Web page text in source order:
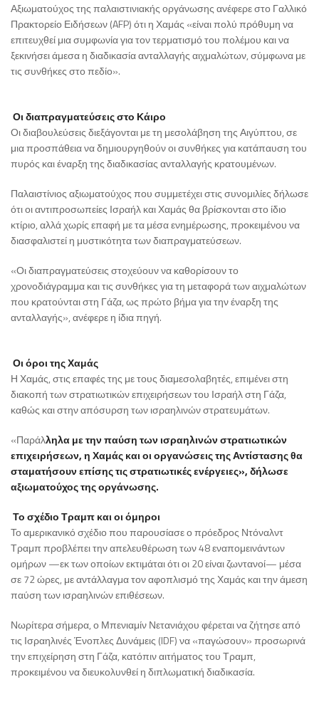
Αξιωματούχος της παλαιστινιακής οργάνωσης ανέφερε στο Γαλλικό
Πρακτορείο Ειδήσεων (AFP) ότι η Χαμάς «είναι πολύ πρόθυμη να
επιτευχθεί μια συμφωνία για τον τερματισμό του πολέμου και να
ξεκινήσει άμεσα η διαδικασία ανταλλαγής αιχμαλώτων, σύμφωνα με
τις συνθήκες στο πεδίο».
Οι διαπραγματεύσεις στο Κάιρο
Οι διαβουλεύσεις διεξάγονται με τη μεσολάβηση της Αιγύπτου, σε
μια προσπάθεια να δημιουργηθούν οι συνθήκες για κατάπαυση του
πυρός και έναρξη της διαδικασίας ανταλλαγής κρατουμένων.
Παλαιστίνιος αξιωματούχος που συμμετέχει στις συνομιλίες δήλωσε
ότι οι αντιπροσωπείες Ισραήλ και Χαμάς θα βρίσκονται στο ίδιο
κτίριο, αλλά χωρίς επαφή με τα μέσα ενημέρωσης, προκειμένου να
διασφαλιστεί η μυστικότητα των διαπραγματεύσεων.
«Οι διαπραγματεύσεις στοχεύουν να καθορίσουν το
χρονοδιάγραμμα και τις συνθήκες για τη μεταφορά των αιχμαλώτων
που κρατούνται στη Γάζα, ως πρώτο βήμα για την έναρξη της
ανταλλαγής», ανέφερε η ίδια πηγή.
Οι όροι της Χαμάς
Η Χαμάς, στις επαφές της με τους διαμεσολαβητές, επιμένει στη
διακοπή των στρατιωτικών επιχειρήσεων του Ισραήλ στη Γάζα,
καθώς και στην απόσυρση των ισραηλινών στρατευμάτων.
«Παράλληλα με την παύση των ισραηλινών στρατιωτικών
επιχειρήσεων, η Χαμάς και οι οργανώσεις της Αντίστασης θα
σταματήσουν επίσης τις στρατιωτικές ενέργειες», δήλωσε
αξιωματούχος της οργάνωσης.
Το σχέδιο Τραμπ και οι όμηροι
Το αμερικανικό σχέδιο που παρουσίασε ο πρόεδρος Ντόναλντ
Τραμπ προβλέπει την απελευθέρωση των 48 εναπομεινάντων
ομήρων —εκ των οποίων εκτιμάται ότι οι 20 είναι ζωντανοί— μέσα
σε 72 ώρες, με αντάλλαγμα τον αφοπλισμό της Χαμάς και την άμεση
παύση των ισραηλινών επιθέσεων.
Νωρίτερα σήμερα, ο Μπενιαμίν Νετανιάχου φέρεται να ζήτησε από
τις Ισραηλινές Ένοπλες Δυνάμεις (IDF) να «παγώσουν» προσωρινά
την επιχείρηση στη Γάζα, κατόπιν αιτήματος του Τραμπ,
προκειμένου να διευκολυνθεί η διπλωματική διαδικασία.